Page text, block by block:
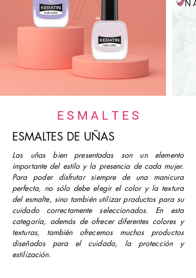
E S M A L T E S
ESMALTES DE UÑAS
Las uñas bien presentadas son un elemento
importante del estilo y la presencia de cada mujer.
Para poder disfrutar siempre de una manicura
perfecta, no sólo debe elegir el color y la textura
del esmalte, sino también utilizar productos para su
cuidado correctamente seleccionados. En esta
categoría, además de ofrecer diferentes colores y
texturas, también ofrecemos muchos productos
diseñados para el cuidado, la protección y
estilización.